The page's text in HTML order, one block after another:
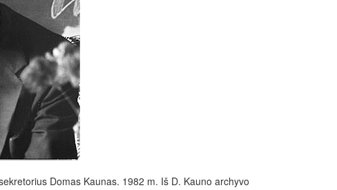
Domas Kaunas. 1982 m. Iš D. Kauno archyvo